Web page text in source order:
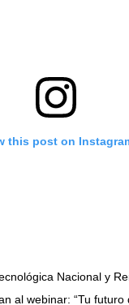
this post on
Nacional y
al webinar: “Tu futuro